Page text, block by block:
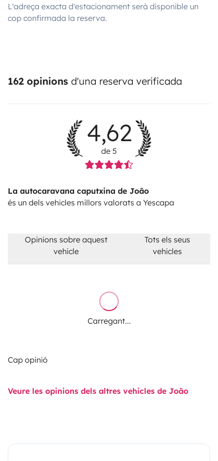
L'adreça exacta d'estacionament serà disponible un
cop confirmada la reserva.
162 opinions d'una reserva verificada
4,62
de 5
La autocaravana caputxina de João
és un dels vehicles millors valorats a Yescapa
Opinions sobre aquest
vehicle
Tots els seus
vehicles
Carregant...
Cap opinió
Veure les opinions dels altres vehicles de João